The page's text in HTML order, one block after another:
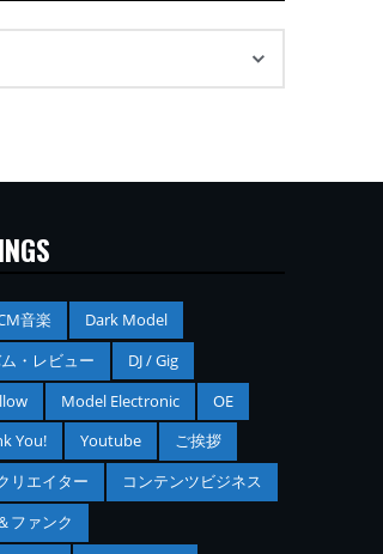
音楽
Dark Model
・レビュー
DJ / Gig
Model Electronic
OE
You! Youtube
ご挨拶
リエイター
コンテンツビジネス
ファンク